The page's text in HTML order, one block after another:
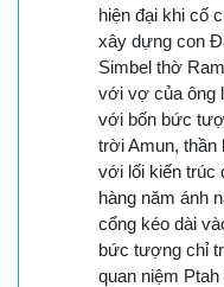
hiện đại khi cố
xây dựng con
Simbel thờ
với vợ của ông
với bốn bức
trời Amun, thần
với lối kiến trúc
hàng năm ánh
cổng kéo dài
bức tượng chỉ
quan niệm